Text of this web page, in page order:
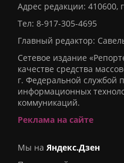
Адрес редакции: 410600,
Тел: 8-917-305-4695
Главный редактор:
Сетевое издание
качестве средства
г. Федеральной службой
информационных
коммуникаций.
Реклама на сайте
Мы на Яндекс.Дзен